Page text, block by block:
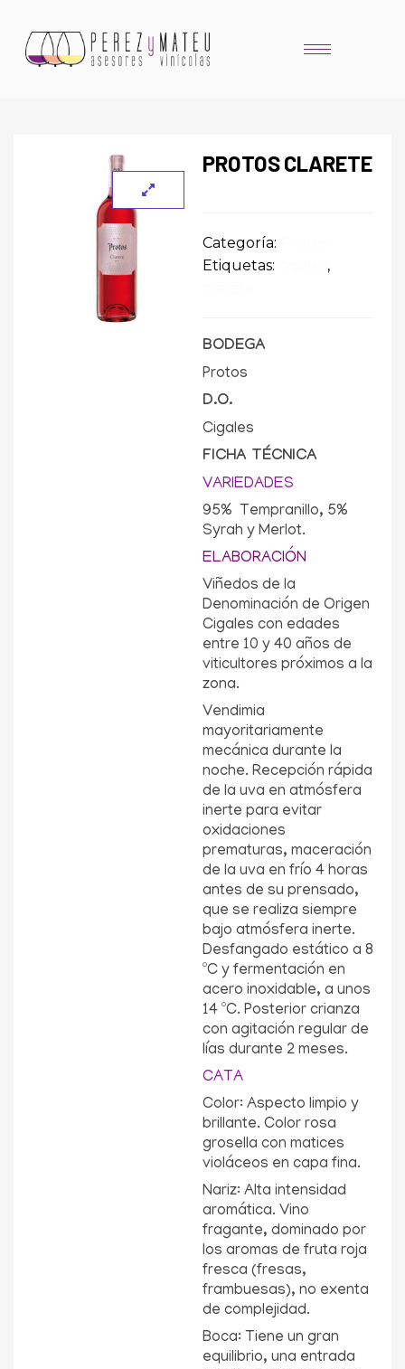
PROTOS CLARETE
Categoría:
Etiquetas:
,
BODEGA
Protos
D.O.
Cigales
FICHA TÉCNICA
VARIEDADES
95% Tempranillo, 5%
Syrah y Merlot.
ELABORACIÓN
Viñedos de la
Denominación de Origen
Cigales con edades
entre 10 y 40 años de
viticultores próximos a la
zona.
Vendimia
mayoritariamente
mecánica durante la
noche. Recepción rápida
de la uva en atmósfera
inerte para evitar
oxidaciones
prematuras, maceración
de la uva en frío 4 horas
antes de su prensado,
que se realiza siempre
bajo atmósfera inerte.
Desfangado estático a 8
ºC y fermentación en
acero inoxidable, a unos
14 ºC. Posterior crianza
con agitación regular de
lías durante 2 meses.
CATA
Color: Aspecto limpio y
brillante. Color rosa
grosella con matices
violáceos en capa fina.
Nariz: Alta intensidad
aromática. Vino
fragante, dominado por
los aromas de fruta roja
fresca (fresas,
frambuesas), no exenta
de complejidad.
Boca: Tiene un gran
equilibrio, una entrada